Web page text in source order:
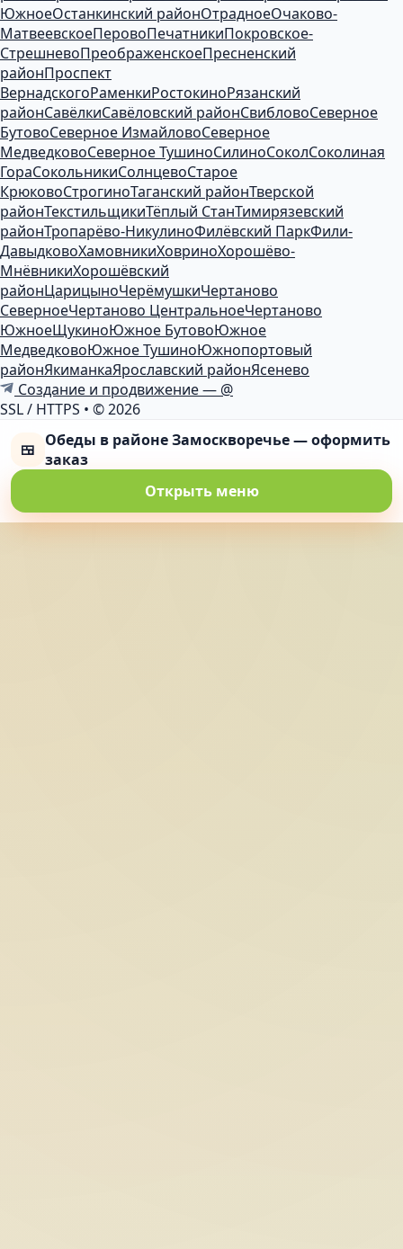
ЮжноеОстанкинский районОтрадноеОчаково-
МатвеевскоеПеровоПечатникиПокровское-
СтрешневоПреображенскоеПресненский
районПроспект
ВернадскогоРаменкиРостокиноРязанский
районСавёлкиСавёловский районСвибловоСеверное
БутовоСеверное ИзмайловоСеверное
МедведковоСеверное ТушиноСилиноСоколСоколиная
ГораСокольникиСолнцевоСтарое
КрюковоСтрогиноТаганский районТверской
районТекстильщикиТёплый СтанТимирязевский
районТропарёво-НикулиноФилёвский ПаркФили-
ДавыдковоХамовникиХовриноХорошёво-
МнёвникиХорошёвский
районЦарицыноЧерёмушкиЧертаново
СеверноеЧертаново ЦентральноеЧертаново
ЮжноеЩукиноЮжное БутовоЮжное
МедведковоЮжное ТушиноЮжнопортовый
районЯкиманкаЯрославский районЯсенево
Создание и продвижение — @
SSL / HTTPS • © 2026
🍱 Обеды в районе Замоскворечье — оформить
заказ
Открыть меню